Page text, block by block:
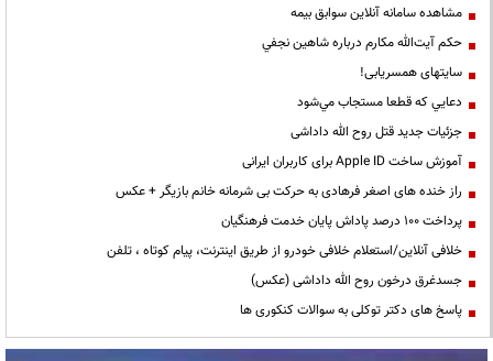
مشاهده سامانه آنلاين سوابق بیمه
حكم آيت‌الله مكارم درباره شاهين نجفي
سایتهای همسریابی!
دعايي كه قطعا مستجاب مي‌شود
جزئیات جدید قتل روح الله داداشی
آموزش ساخت Apple ID برای کاربران ایرانی
راز خنده های اصغر فرهادی به حرکت بی شرمانه خانم بازیگر + عکس
پرداخت ۱۰۰ درصد پاداش پایان خدمت فرهنگیان
خلافی آنلاین/استعلام خلافی خودرو از طریق اینترنت، پیام کوتاه ، تلفن
جسدغرق درخون روح الله داداشی (عکس)
پاسخ های دکتر توکلی به سوالات کنکوری ها